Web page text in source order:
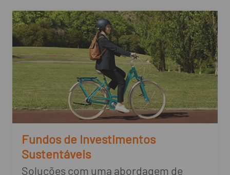
Fundos de Investimentos
Sustentáveis
Soluções com uma abordagem de